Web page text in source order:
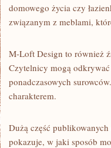
domowego życia czy
związanym z meblami,
M-Loft Design to również
Czytelnicy mogą
ponadczasowych
charakterem.
Dużą część
pokazuje, w jaki sposób